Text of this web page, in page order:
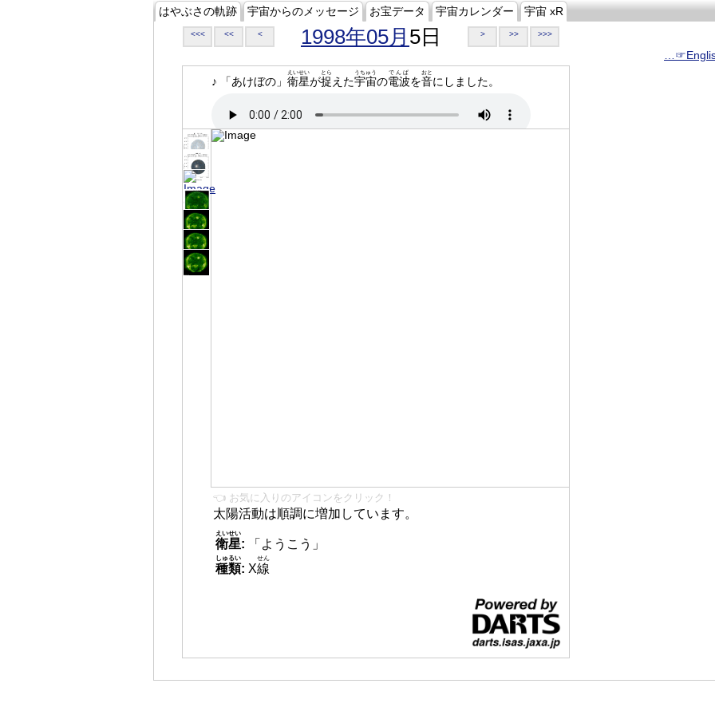
はやぶさの軌跡 宇宙からのメッセージ お宝データ 宇宙カレンダー 宇宙 xR
<<< << < 1998年05月 5日 > >> >>>
♪ 「あけぼの」 衛星
えいせい
が捉
とら
えた宇宙
うちゅう
の電波
でんぱ
を音
おと
にしました。
👈 お気に入りのアイコンをクリック！
太陽活動は順調に増加しています。
衛星
えいせい
:
「ようこう」
種類
しゅるい
: X線
せん